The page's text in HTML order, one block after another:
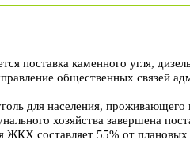
каменного угля,
общественных связей
для населения,
хозяйства завершена
составляет 55% от плановых